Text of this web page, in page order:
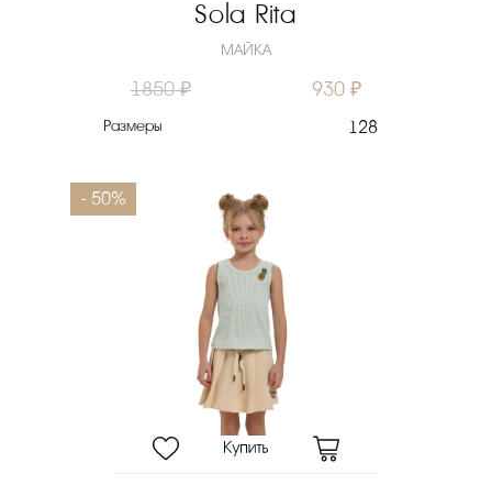
Sola Rita
МАЙКА
1850 ₽ 930 ₽
Размеры 128
- 50%